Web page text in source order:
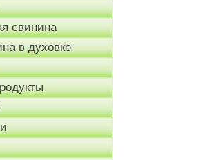
свинина
в духовке